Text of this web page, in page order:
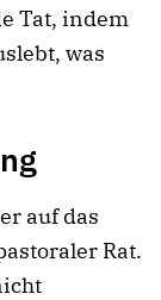
Tat, indem
was
auf das
Rat.